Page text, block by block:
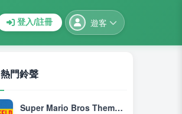
登入/註冊 遊客
熱門鈴聲
Super Mario Bros Theme《超級馬里奧兄弟主題曲》